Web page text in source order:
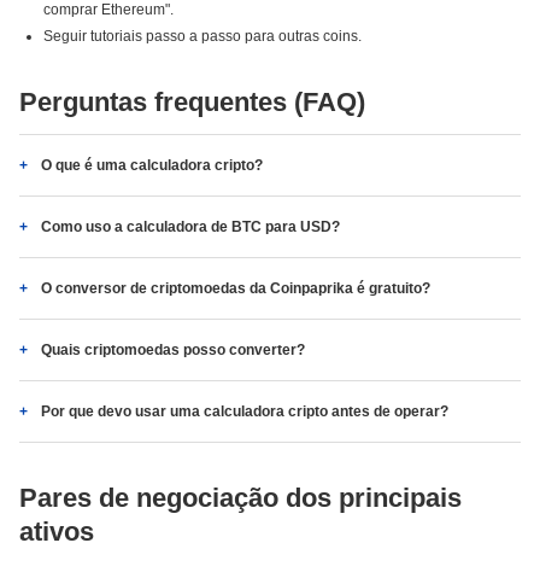
comprar Ethereum".
Seguir tutoriais passo a passo para outras coins.
Perguntas frequentes (FAQ)
O que é uma calculadora cripto?
Como uso a calculadora de BTC para USD?
O conversor de criptomoedas da Coinpaprika é gratuito?
Quais criptomoedas posso converter?
Por que devo usar uma calculadora cripto antes de operar?
Pares de negociação dos principais
ativos